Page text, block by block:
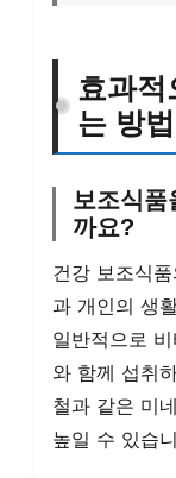
효과적
는 방법
보조식품
까요?
건강 보조식
과 개인의 생
일반적으로
와 함께 섭취
철과 같은 미
높일 수 있습